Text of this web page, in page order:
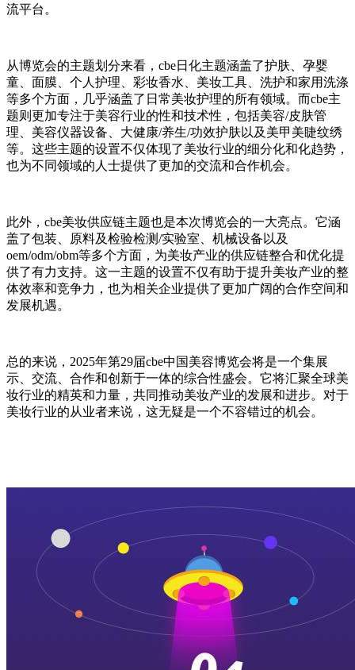
流平台。
从博览会的主题划分来看，cbe日化主题涵盖了护肤、孕婴
童、面膜、个人护理、彩妆香水、美妆工具、洗护和家用洗涤
等多个方面，几乎涵盖了日常美妆护理的所有领域。而cbe主
题则更加专注于美容行业的性和技术性，包括美容/皮肤管
理、美容仪器设备、大健康/养生/功效护肤以及美甲美睫纹绣
等。这些主题的设置不仅体现了美妆行业的细分化和化趋势，
也为不同领域的人士提供了更加的交流和合作机会。
此外，cbe美妆供应链主题也是本次博览会的一大亮点。它涵
盖了包装、原料及检验检测/实验室、机械设备以及
oem/odm/obm等多个方面，为美妆产业的供应链整合和优化提
供了有力支持。这一主题的设置不仅有助于提升美妆产业的整
体效率和竞争力，也为相关企业提供了更加广阔的合作空间和
发展机遇。
总的来说，2025年第29届cbe中国美容博览会将是一个集展
示、交流、合作和创新于一体的综合性盛会。它将汇聚全球美
妆行业的精英和力量，共同推动美妆产业的发展和进步。对于
美妆行业的从业者来说，这无疑是一个不容错过的机会。